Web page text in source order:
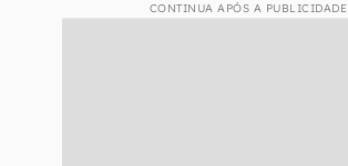
CONTINUA APÓS A PUBLICIDADE